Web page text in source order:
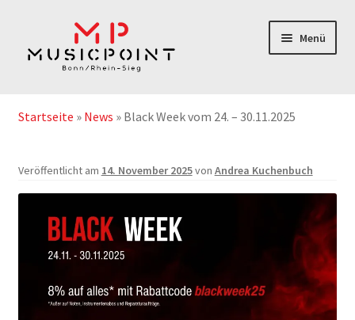
Navigation
springen
Inhalt
springen
Menü
Instrumente-& Zubehör
Notenshop
Outlet & Second Hand
Geschenkgutschein
Startseite » News » Black Week vom 24. – 30.11.2025
Veröffentlicht am 14. November 2025von Andrea Kuchenbuch